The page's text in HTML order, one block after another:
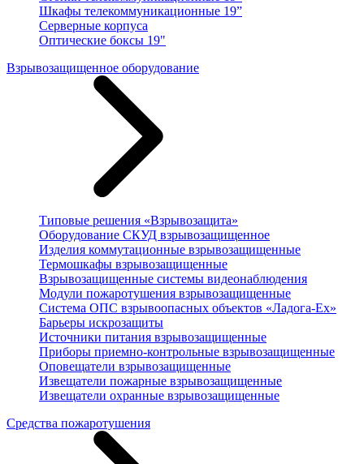
Шкафы телекоммуникационные 19”
Серверные корпуса
Оптические боксы 19"
Взрывозащищенное оборудование
Типовые решения «Взрывозащита»
Оборудование СКУД взрывозащищенное
Изделия коммутационные взрывозащищенные
Термошкафы взрывозащищенные
Взрывозащищенные системы видеонаблюдения
Модули пожаротушения взрывозащищенные
Система ОПС взрывоопасных объектов «Ладога-Ex»
Барьеры искрозащиты
Источники питания взрывозащищенные
Приборы приемно-контрольные взрывозащищенные
Оповещатели взрывозащищенные
Извещатели пожарные взрывозащищенные
Извещатели охранные взрывозащищенные
Средства пожаротушения